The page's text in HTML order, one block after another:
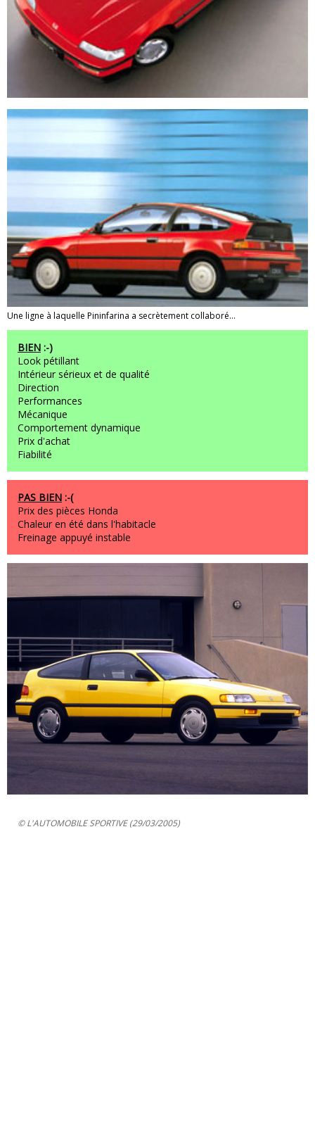
Une ligne à laquelle Pininfarina a secrètement collaboré...
BIEN :-)
Look pétillant
Intérieur sérieux et de qualité
Direction
Performances
Mécanique
Comportement dynamique
Prix d'achat
Fiabilité
PAS BIEN :-(
Prix des pièces Honda
Chaleur en été dans l'habitacle
Freinage appuyé instable
© L'AUTOMOBILE SPORTIVE (29/03/2005)